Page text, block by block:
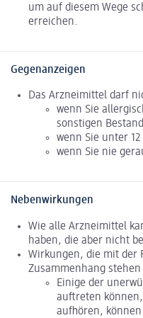
um auf diesem Wege
erreichen.
Gegenanzeigen
Das Arzneimittel darf
wenn Sie
sonstigen
wenn Sie unter
wenn Sie nie
Nebenwirkungen
Wie alle Arzneimittel
haben, die aber nicht
Wirkungen, die mit der
Zusammenhang
Einige der
auftreten
aufhören,